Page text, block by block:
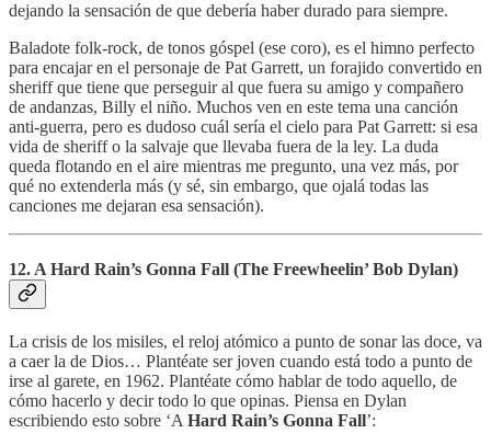
dejando la sensación de que debería haber durado para siempre.
Baladote folk-rock, de tonos góspel (ese coro), es el himno perfecto
para encajar en el personaje de Pat Garrett, un forajido convertido en
sheriff que tiene que perseguir al que fuera su amigo y compañero
de andanzas, Billy el niño. Muchos ven en este tema una canción
anti-guerra, pero es dudoso cuál sería el cielo para Pat Garrett: si esa
vida de sheriff o la salvaje que llevaba fuera de la ley. La duda
queda flotando en el aire mientras me pregunto, una vez más, por
qué no extenderla más (y sé, sin embargo, que ojalá todas las
canciones me dejaran esa sensación).
12. A Hard Rain’s Gonna Fall (The Freewheelin’ Bob Dylan)
La crisis de los misiles, el reloj atómico a punto de sonar las doce, va
a caer la de Dios… Plantéate ser joven cuando está todo a punto de
irse al garete, en 1962. Plantéate cómo hablar de todo aquello, de
cómo hacerlo y decir todo lo que opinas. Piensa en Dylan
escribiendo esto sobre ‘A Hard Rain’s Gonna Fall’: